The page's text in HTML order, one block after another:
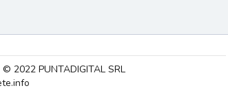
2022 PUNTADIGITAL SRL